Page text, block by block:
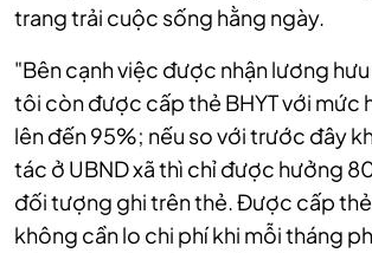
trang trải cuộc sống hằng ngày.
"Bên cạnh việc được nhận lương
tôi còn được cấp thẻ BHYT với mức
lên đến 95%; nếu so với trước đây
tác ở UBND xã thì chỉ được hưởng
đối tượng ghi trên thẻ. Được cấp thẻ
không cần lo chi phí khi mỗi tháng